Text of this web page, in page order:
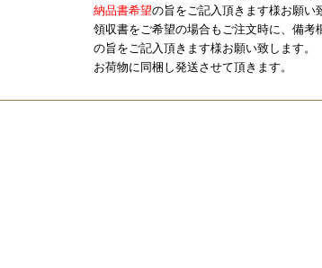
納品書希望の旨をご記入頂きます様お願い
領収書をご希望の場合もご注文時に、備考
の旨をご記入頂きます様お願い致します。
お荷物に同梱し発送させて頂きます。